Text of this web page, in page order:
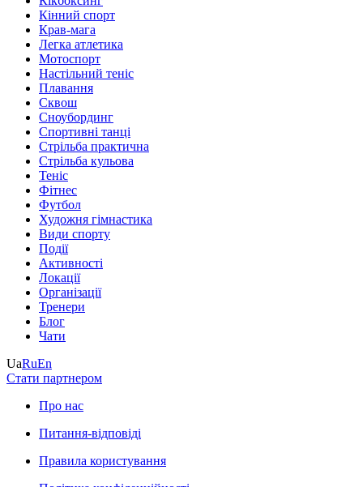
Кінний спорт
Крав-мага
Легка атлетика
Мотоспорт
Настільний теніс
Плавання
Сквош
Сноубординг
Спортивні танці
Стрільба практична
Стрільба кульова
Теніс
Фітнес
Футбол
Художня гімнастика
Види спорту
Події
Активності
Локації
Організації
Тренери
Блог
Чати
UaRuEn
Стати партнером
Про нас
Питання-відповіді
Правила користування